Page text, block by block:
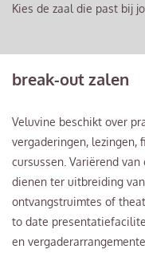
Kies de zaal die past bij
break-out zalen
Veluvine beschikt over
vergaderingen, lezingen,
cursussen. Variërend
dienen ter uitbreiding
ontvangstruimtes of
to date
en